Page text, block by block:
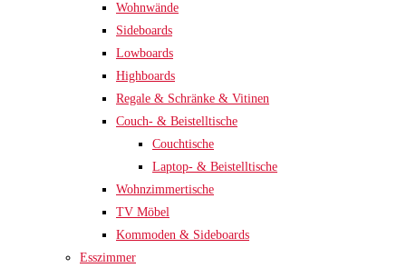
Wohnwände
Sideboards
Lowboards
Highboards
Regale & Schränke & Vitinen
Couch- & Beistelltische
Couchtische
Laptop- & Beistelltische
Wohnzimmertische
TV Möbel
Kommoden & Sideboards
Esszimmer